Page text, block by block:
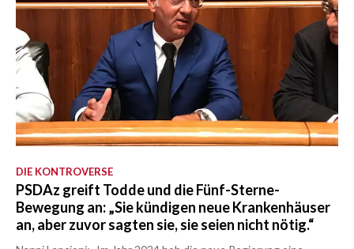
DIE KONTROVERSE
PSDAz greift Todde und die Fünf-Sterne-
Bewegung an: „Sie kündigen neue Krankenhäuser
an, aber zuvor sagten sie, sie seien nicht nötig.“